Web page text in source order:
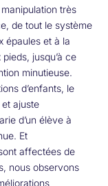
manipulation très
de tout le système
épaules et à la
jusqu’à ce
minutieuse.
d’enfants, le
ajuste
d’un élève à
Et
affectées de
nous observons